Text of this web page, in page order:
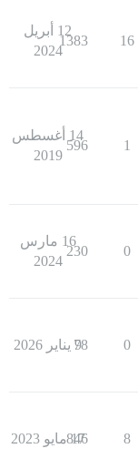
16
1383
12 أبريل
2024
1
596
14 أغسطس
2019
0
230
16 مارس
2024
0
78
9 يناير 2026
8
846
17 مايو 2023